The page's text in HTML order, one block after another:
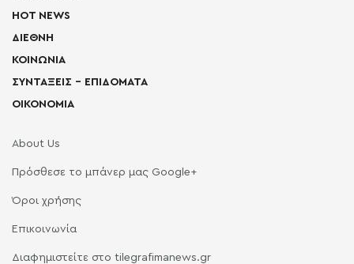
HOT NEWS
ΔΙΕΘΝΗ
ΚΟΙΝΩΝΙΑ
ΣΥΝΤΑΞΕΙΣ – ΕΠΙΔΟΜΑΤΑ
ΟΙΚΟΝΟΜΙΑ
About Us
Πρόσθεσε το μπάνερ μας Google+
Όροι χρήσης
Επικοινωνία
Διαφημιστείτε στο tilegrafimanews.gr